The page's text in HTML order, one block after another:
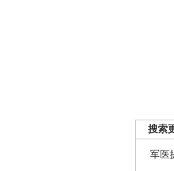
搜索
军医